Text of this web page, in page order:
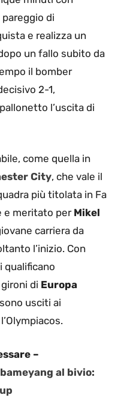
pareggio di
e realizza un
un fallo subito da
il bomber
2-1,
l’uscita di
come quella in
City, che vale il
più titolata in Fa
e meritato per Mikel
carriera da
l’inizio. Con
qualificano
di Europa
usciti ai
–
al bivio: